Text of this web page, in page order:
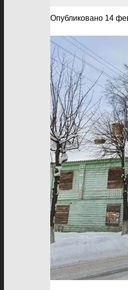
Опубликовано 14